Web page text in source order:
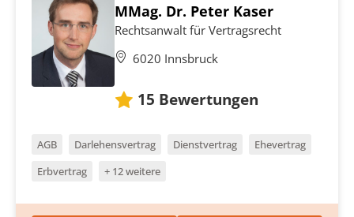
MMag. Dr. Peter Kaser
Rechtsanwalt für Vertragsrecht
6020 Innsbruck
15 Bewertungen
AGB Darlehensvertrag Dienstvertrag
Ehevertrag
Erbvertrag
+ 12 weitere